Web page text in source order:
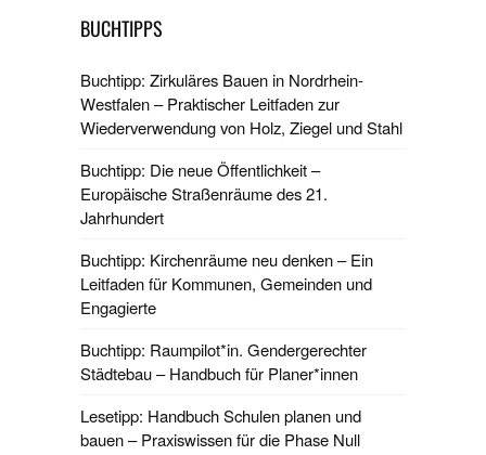
BUCHTIPPS
Buchtipp: Zirkuläres Bauen in Nordrhein-
Westfalen – Praktischer Leitfaden zur
Wiederverwendung von Holz, Ziegel und Stahl
Buchtipp: Die neue Öffentlichkeit –
Europäische Straßenräume des 21.
Jahrhundert
Buchtipp: Kirchenräume neu denken – Ein
Leitfaden für Kommunen, Gemeinden und
Engagierte
Buchtipp: Raumpilot*in. Gendergerechter
Städtebau – Handbuch für Planer*innen
Lesetipp: Handbuch Schulen planen und
bauen – Praxiswissen für die Phase Null